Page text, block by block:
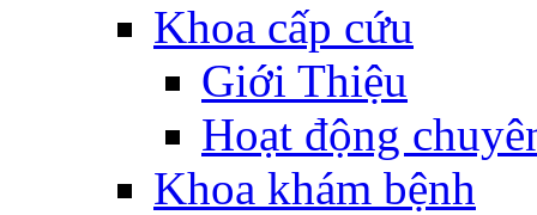
Khoa cấp cứu
Giới Thiệu
Hoạt động
Khoa khám bệnh